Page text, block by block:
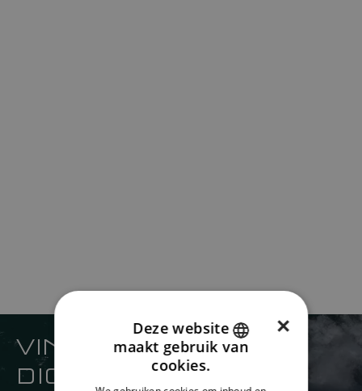
VIND UW
DICHTSTBIJZIJNDE
ENGLISH
×
Deze website
maakt gebruik van
cookies.